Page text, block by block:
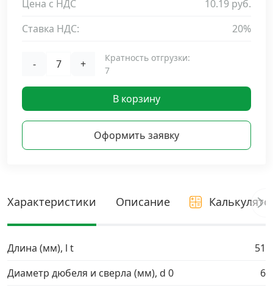
Химический крепеж ›
Гвозди и скобы ›
Грузовой крепеж
Цена с НДС
10.19 руб.
Ставка НДС:
20%
- +
Кратность отгрузки:
7
В корзину
Оформить заявку
Характеристики Описание
Длина (мм), l t
51
Диаметр дюбеля и сверла (мм), d 0
6